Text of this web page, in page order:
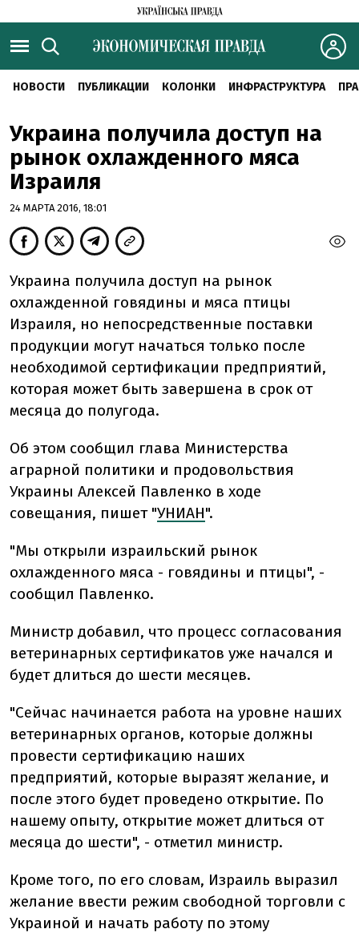
НОВОСТИ ПУБЛИКАЦИИ КОЛОНКИ ИНФРАСТРУКТУРА
Украина получила доступ на
рынок охлажденного мяса
Израиля
24 МАРТА 2016, 18:01
Украина получила доступ на рынок
охлажденной говядины и мяса птицы
Израиля, но непосредственные поставки
продукции могут начаться только после
необходимой сертификации предприятий,
которая может быть завершена в срок от
месяца до полугода.
Об этом сообщил глава Министерства
аграрной политики и продовольствия
Украины Алексей Павленко в ходе
совещания, пишет "УНИАН".
"Мы открыли израильский рынок
охлажденного мяса - говядины и птицы", -
сообщил Павленко.
Министр добавил, что процесс согласования
ветеринарных сертификатов уже начался и
будет длиться до шести месяцев.
"Сейчас начинается работа на уровне наших
ветеринарных органов, которые должны
провести сертификацию наших
предприятий, которые выразят желание, и
после этого будет проведено открытие. По
нашему опыту, открытие может длиться от
месяца до шести", - отметил министр.
Кроме того, по его словам, Израиль выразил
желание ввести режим свободной торговли с
Украиной и начать работу по этому